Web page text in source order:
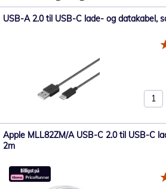
USB-A 2.0 til USB-C lade- og datakabel,
Apple MLL82ZM/A USB-C 2.0 til USB-C
2m